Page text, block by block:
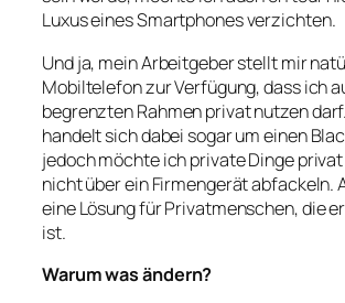
Luxus eines Smartphones verzichten.
Und ja, mein Arbeitgeber stellt mir
Mobiltelefon zur Verfügung, dass ich
begrenzten Rahmen privat nutzen
handelt sich dabei sogar um einen
jedoch möchte ich private Dinge
nicht über ein Firmengerät abfackeln.
eine Lösung für Privatmenschen, die
ist.
Warum was ändern?